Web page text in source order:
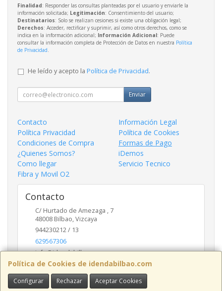
Política de Cookies de idendabilbao.com
Configurar Rechazar Aceptar Cookies
Finalidad: Responder las consultas planteadas por el usuario y enviarle la
información solicitada; Legitimación: Consentimiento del usuario;
Destinatarios: Solo se realizan cesiones si existe una obligación legal;
Derechos: Acceder, rectificar y suprimir, así como otros derechos, como se
indica en la información adicional; Información Adicional: Puede
consultar la información completa de Protección de Datos en nuestra Política
de Privacidad.
He leído y acepto la Política de Privacidad.
Enviar
Contacto
Información Legal
Política Privacidad
Política de Cookies
Condiciones de Compra
Formas de Pago
¿Quienes Somos?
iDemos
Como llegar
Servicio Tecnico
Fibra y Movil O2
Contacto
C/ Hurtado de Amezaga , 7
48008 Bilbao,Vizcaya
944230212 / 13
629567306
info@idendabilbao.com
Horario